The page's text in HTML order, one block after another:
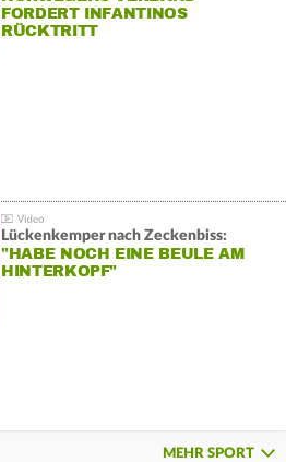
FORDERT INFANTINOS
RÜCKTRITT
Lückenkemper nach Zeckenbiss:
"HABE NOCH EINE BEULE AM
HINTERKOPF"
MEHR SPORT